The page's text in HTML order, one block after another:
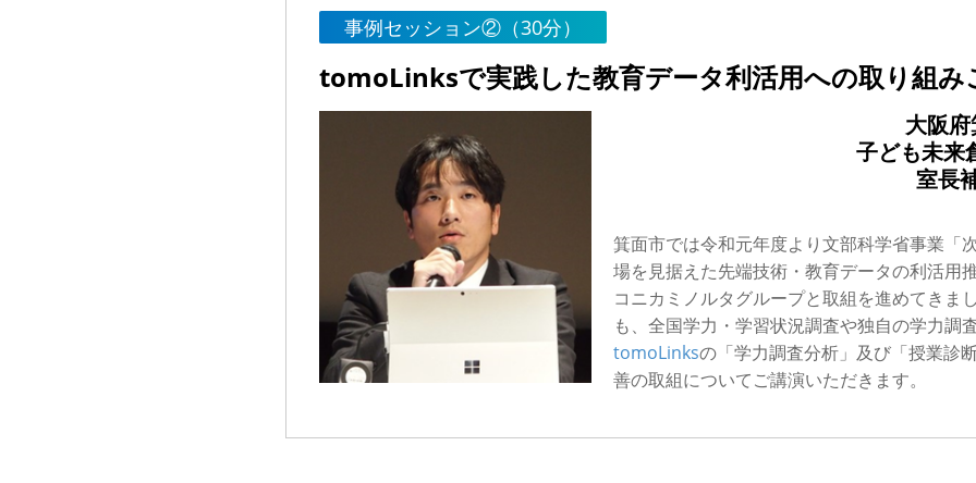
事例セッション②（30分）
tomoLinksで実践した教育データ利活用への取り組
大阪
子ども未来
室長
箕面市では令和元年度より文部科学省事業「
場を見据えた先端技術・教育データの利活用
コニカミノルタグループと取組を進めてきま
も、全国学力・学習状況調査や独自の学力調
tomoLinksの「学力調査分析」及び「授業診
善の取組についてご講演いただきます。